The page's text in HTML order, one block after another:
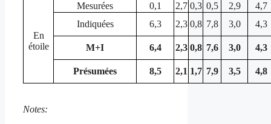
En
étoile
Mesurées 0,1 2,7 0,3 0,5 2,9
4,7
Indiquées
6,3 2,3 0,8 7,8 3,0 4,3
M+I 6,4 2,3 0,8 7,6 3,0 4,3
Présumées 8,5 2,1 1,7 7,9 3,5 4,8
Notes: